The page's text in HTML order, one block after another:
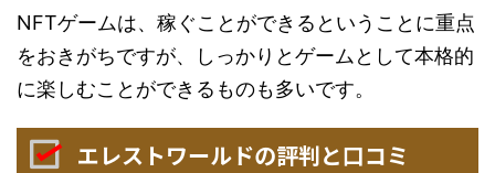
NFTゲームは、稼ぐことができるということに重点
をおきがちですが、しっかりとゲームとして本格的
に楽しむことができるものも多いです。
エレストワールドの評判と口コミ